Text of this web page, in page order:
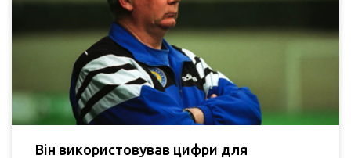
Він використовував цифри для